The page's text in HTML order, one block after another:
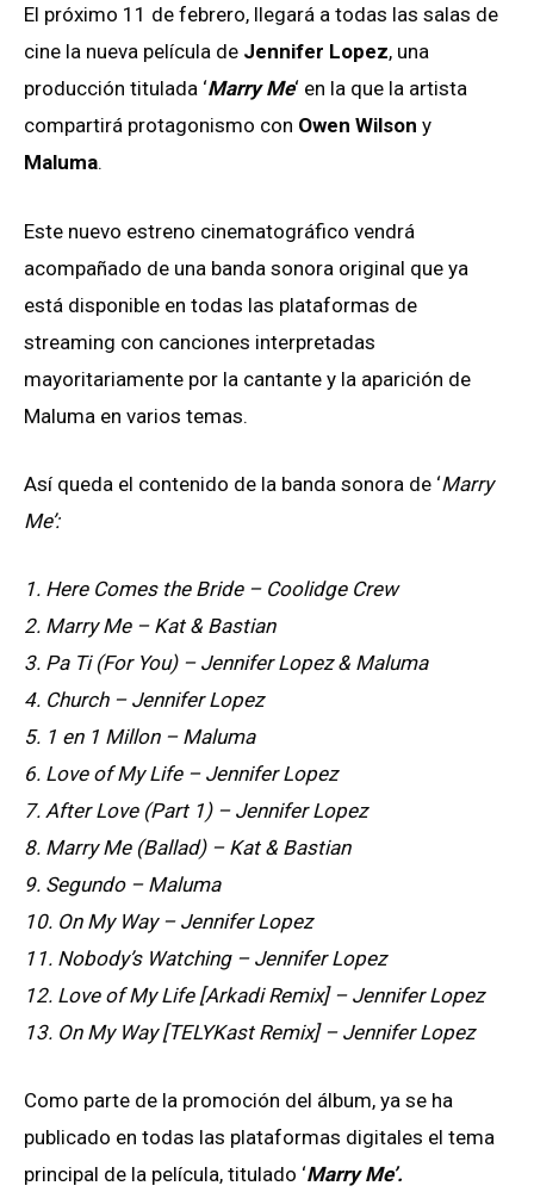
El próximo 11 de febrero, llegará a todas las salas de
cine la nueva película de Jennifer Lopez, una
producción titulada ‘Marry Me‘ en la que la artista
compartirá protagonismo con Owen Wilson y
Maluma.
Este nuevo estreno cinematográfico vendrá
acompañado de una banda sonora original que ya
está disponible en todas las plataformas de
streaming con canciones interpretadas
mayoritariamente por la cantante y la aparición de
Maluma en varios temas.
Así queda el contenido de la banda sonora de ‘Marry
Me’:
1. Here Comes the Bride – Coolidge Crew
2. Marry Me – Kat & Bastian
3. Pa Ti (For You) – Jennifer Lopez & Maluma
4. Church – Jennifer Lopez
5. 1 en 1 Millon – Maluma
6. Love of My Life – Jennifer Lopez
7. After Love (Part 1) – Jennifer Lopez
8. Marry Me (Ballad) – Kat & Bastian
9. Segundo – Maluma
10. On My Way – Jennifer Lopez
11. Nobody’s Watching – Jennifer Lopez
12. Love of My Life [Arkadi Remix] – Jennifer Lopez
13. On My Way [TELYKast Remix] – Jennifer Lopez
Como parte de la promoción del álbum, ya se ha
publicado en todas las plataformas digitales el tema
principal de la película, titulado ‘Marry Me’.